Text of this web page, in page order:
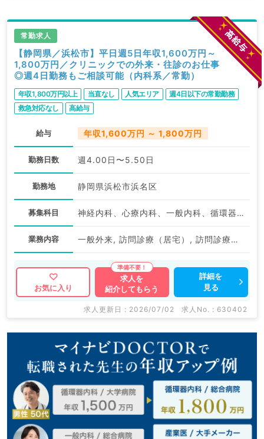
常勤求人
【静岡県／浜松市】平日週5日年収1,600万円～
1,800万円／クリニックでの外来・往診のお仕事
◎週4日勤務もご相談可能（内科系／常勤）
年収1,800万円以上 当直なし 人気エリア
週4日以下の常勤勤務
救急対応なし
高給与
給与 年収1,600万円 ～ 1,800万円
勤務日数 週4.00日〜5.50日
勤務地 静岡県浜松市浜名区
募集科目 神経内科、心療内科、一般内科、循環器内科、呼吸器内科、消化器内科、内分泌・代謝内科、腎臓内科、老年内科、血液内科、膠原病科
業務内容 一般外来, 訪問診療（居宅）, 訪問診療（施設）, 一般外来, 訪問診療（施設）
お気に入り
求人を
紹介してもらう
詳細を
見る
求人更新日 : 2026/07/02 求人No. : 630402